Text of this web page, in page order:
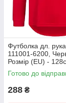
Футболка дл.
111001-6200,
Розмір (EU) -
Готово до
288 ₴